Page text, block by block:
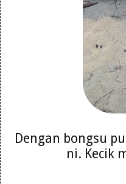
Dengan bongsu
ni. Kecik